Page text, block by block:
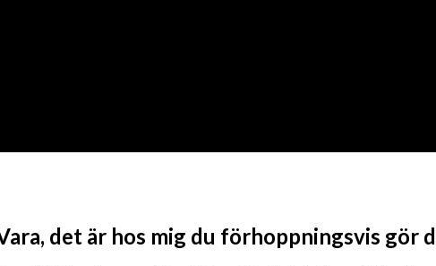
det är hos mig du förhoppningsvis gör